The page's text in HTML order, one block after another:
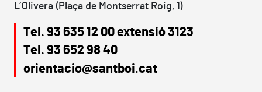
L’Olivera (Plaça de Montserrat Roig, 1)
Tel. 93 635 12 00 extensió 3123
Tel. 93 652 98 40
orientacio@santboi.cat